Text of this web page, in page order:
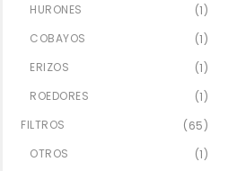
HURONES
(1)
COBAYOS
(1)
ERIZOS
(1)
ROEDORES
(1)
FILTROS
(65)
OTROS
(1)